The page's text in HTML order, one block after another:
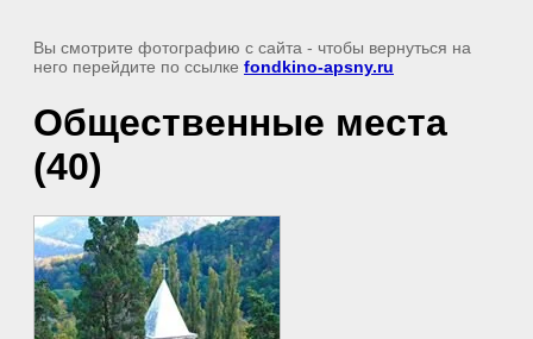
Вы смотрите фотографию с сайта - чтобы вернуться на
него перейдите по ссылке fondkino-apsny.ru
Общественные места
(40)